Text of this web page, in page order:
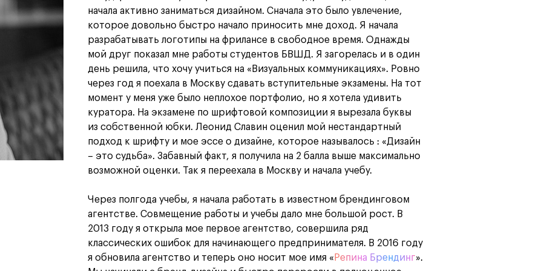
Дизайн и декорирование
интерьера
Бизнес и маркетинг
Подготовительные курсы и
творческое развитие
Среднесрочные
ИЗО и Керамика
Ландшафтный дизайн
программы
Онлайн
Маркетинг и
генерация лидов
Искусство
Фотография
Очно + онлайн
кино- и
Для школьников
Для школьников
Интенсивы
Среднесрочные
начала активно заниматься дизайном. Сначала это было увлечение,
которое довольно быстро начало приносить мне доход. Я начала
разрабатывать логотипы на фрилансе в свободное время. Однажды
мой друг показал мне работы студентов БВШД. Я загорелась и в один
день решила, что хочу учиться на «Визуальных коммуникациях». Ровно
через год я поехала в Москву сдавать вступительные экзамены. На тот
момент у меня уже было неплохое портфолио, но я хотела удивить
куратора. На экзамене по шрифтовой композиции я вырезала буквы
из собственной юбки. Леонид Славин оценил мой нестандартный
подход к шрифту и мое эссе о дизайне, которое называлось : «Дизайн
– это судьба». Забавный факт, я получила на 2 балла выше максимально
возможной оценки. Так я переехала в Москву и начала учебу.
Через полгода учебы, я начала работать в известном брендинговом
агентстве. Совмещение работы и учебы дало мне большой рост. В
2013 году я открыла мое первое агентство, совершила ряд
классических ошибок для начинающего предпринимателя. В 2016 году
я обновила агентство и теперь оно носит мое имя « Репина Брендинг».